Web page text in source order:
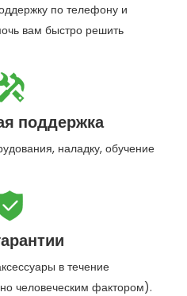
по телефону и
вам быстро решить
поддержка
наладку, обучение
в течение
человеческим фактором).